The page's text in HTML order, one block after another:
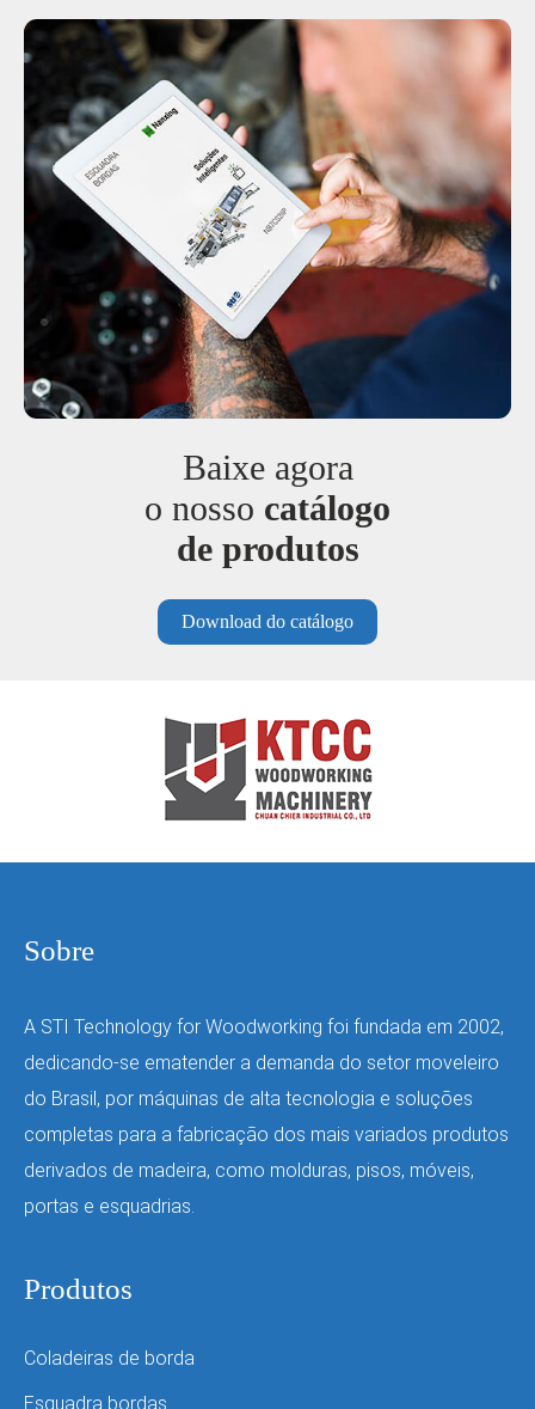
Baixe agora
o nosso catálogo
de produtos
Download do catálogo
Sobre
A STI Technology for Woodworking foi fundada em 2002,
dedicando-se ematender a demanda do setor moveleiro
do Brasil, por máquinas de alta tecnologia e soluções
completas para a fabricação dos mais variados produtos
derivados de madeira, como molduras, pisos, móveis,
portas e esquadrias.
Produtos
Coladeiras de borda
Esquadra bordas